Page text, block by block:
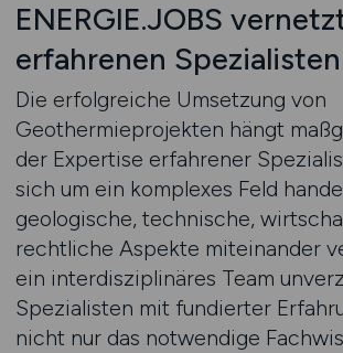
ENERGIE.JOBS
erfahrenen Spezialisten
Die erfolgreiche Umsetzung von
Geothermieprojekten hängt
der Expertise erfahrener
sich um ein komplexes Feld
geologische, technische,
rechtliche Aspekte miteinander
ein interdisziplinäres Team
Spezialisten mit fundierter
nicht nur das notwendige